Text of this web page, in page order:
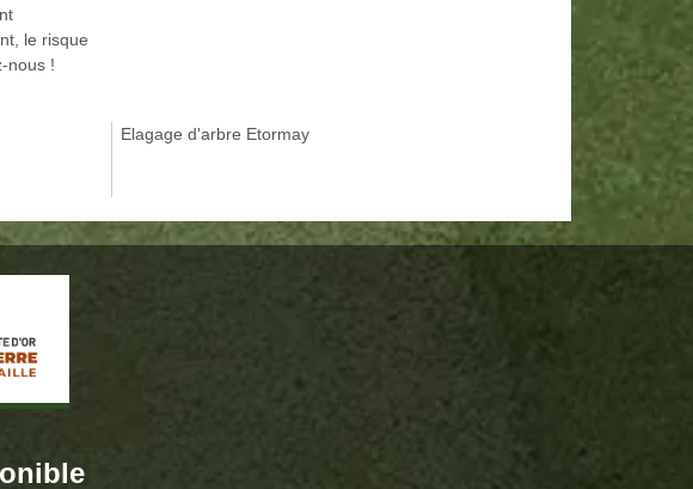
le risque
nous !
Elagage d'arbre Etormay